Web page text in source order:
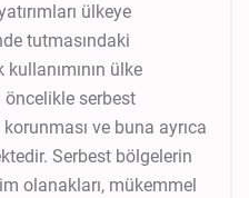
ülkeye
tutmasındaki
kullanımının ülke
öncelikle serbest
ve buna ayrıca
Serbest bölgelerin
olanakları, mükemmel